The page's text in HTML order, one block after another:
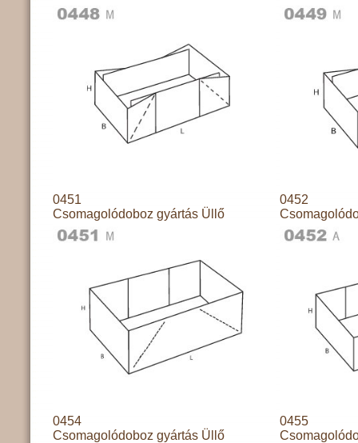
0451
Csomagolódoboz gyártás Üllő
0452
0454
Csomagolódoboz gyártás Üllő
0455